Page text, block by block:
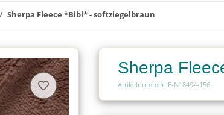
Sherpa Fleece *Bibi* - softziegelbraun
Sherpa
Artikelnummer: E-N18494-156